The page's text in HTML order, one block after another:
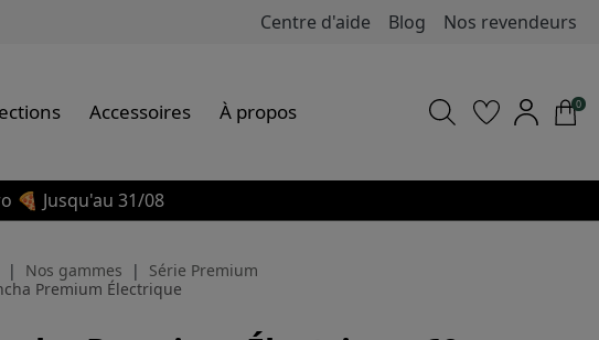
Centre d'aide Blog Nos revendeurs
Accessoires À propos 0
🍕 Jusqu'au 31/08
Nos gammes
Série Premium
Premium Électrique